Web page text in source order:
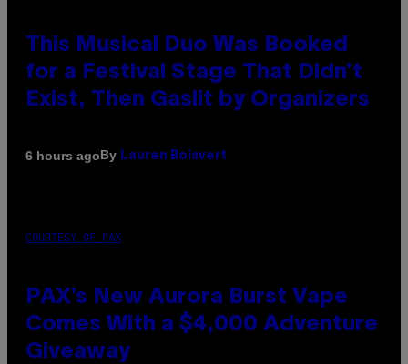
This Musical Duo Was Booked
for a Festival Stage That Didn’t
Exist, Then Gaslit by Organizers
6 hours agoBy Lauren Boisvert
COURTESY OF PAX
PAX’s New Aurora Burst Vape
Comes With a $4,000 Adventure
Giveaway